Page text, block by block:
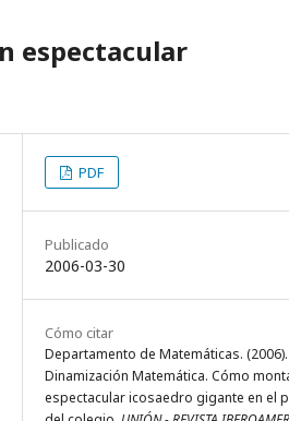
espectacular
PDF
Publicado
2006-03-30
Cómo citar
Departamento de Matemáticas. (2006).
Dinamización Matemática. Cómo
espectacular icosaedro gigante en el